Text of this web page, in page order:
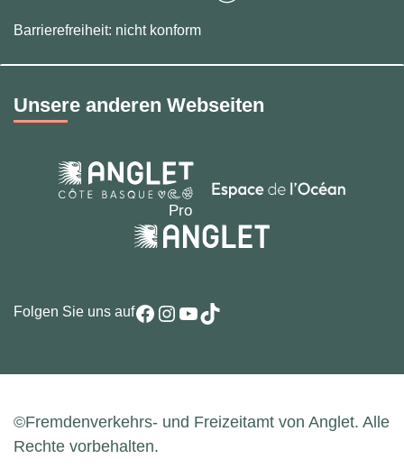
Barrierefreiheit: nicht konform
Unsere anderen Webseiten
Folgen Sie uns aufFacebook
Instagram
YouTube
TikTok
©Fremdenverkehrs- und Freizeitamt von Anglet. Alle
Rechte vorbehalten.